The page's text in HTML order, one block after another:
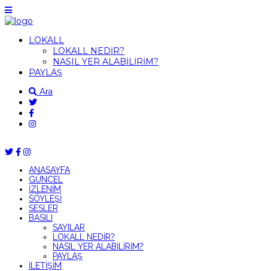
LOKALL
LOKALL NEDİR?
NASIL YER ALABİLİRİM?
PAYLAŞ
Ara
ANASAYFA
GÜNCEL
İZLENİM
SÖYLEŞİ
SESLER
BASILI
SAYILAR
LOKALL NEDİR?
NASIL YER ALABİLİRİM?
PAYLAŞ
İLETİŞİM